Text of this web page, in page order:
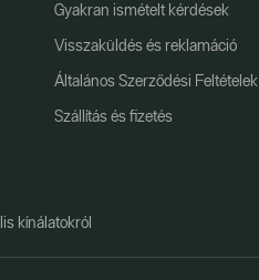
Gyakran ismételt kérdések
Visszaküldés és reklamáció
Általános Szerződési Feltételek
Szállítás és fizetés
kínálatokról